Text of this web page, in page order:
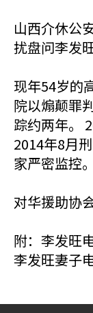
山西介休公
扰盘问李发旺
现年54岁的
院以煽颠罪
踪约两年。
2014年8月
家严密监控。
对华援助协
附：李发旺
李发旺妻子